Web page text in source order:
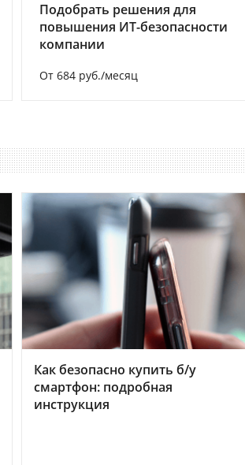
Подобрать решения для
повышения ИТ-безопасности
компании
От 684 руб./месяц
Как безопасно купить б/у
смартфон: подробная
инструкция